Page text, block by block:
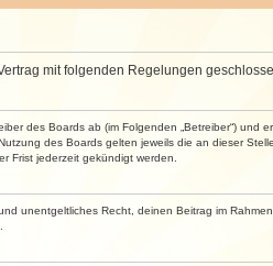
mit folgenden Regelungen
des Boards ab (im Folgenden „Betreiber“)
des Boards gelten jeweils die an dieser
Frist jederzeit gekündigt werden.
unentgeltliches Recht, deinen Beitrag im